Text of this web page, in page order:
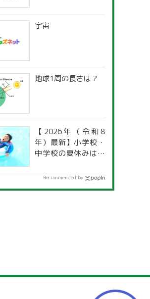
宇宙
地球1周の長さは？
【2026年（令和8
年）最新】小学校・
中学校の夏休みはい
道府県別「夏季休暇
Recommended by